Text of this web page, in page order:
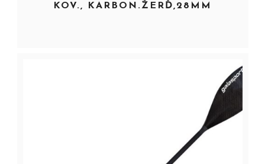
KOV., KARBON.ŽERĎ,28MM